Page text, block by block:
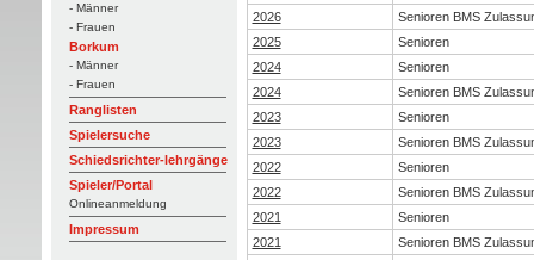
- Männer
- Frauen
Borkum
- Männer
- Frauen
Ranglisten
Spielersuche
Schiedsrichter-lehrgänge
Spieler/Portal
Onlineanmeldung
Impressum
2026
Senioren BMS
2025
Senioren
2024
Senioren
2024
Senioren BMS
2023
Senioren
2023
Senioren BMS
2022
Senioren
2022
Senioren BMS
2021
Senioren
2021
Senioren BMS